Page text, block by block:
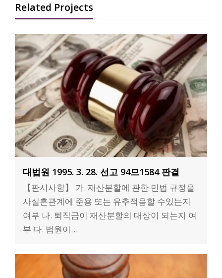
Related Projects
대법원 1995. 3. 28. 선고 94므1584 판결
【판시사항】 가. 재산분할에 관한 민법 규정을
사실혼관계에 준용 또는 유추적용할 수있는지
여부 나. 퇴직금이 재산분할의 대상이 되는지 여
부 다. 법원이…